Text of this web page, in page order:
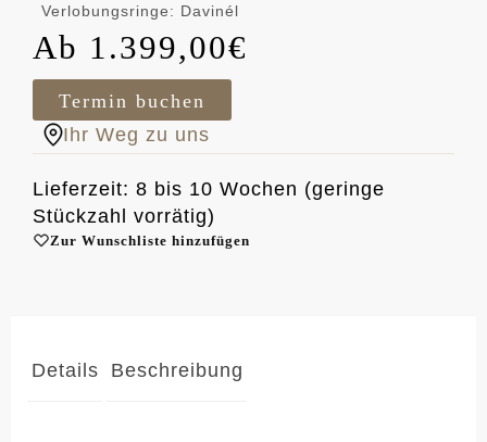
Verlobungsringe: Davinél
1.399,00€
Termin buchen
Ihr Weg zu uns
Lieferzeit: 8 bis 10 Wochen (geringe
Stückzahl vorrätig)
Zur Wunschliste hinzufügen
Details Beschreibung